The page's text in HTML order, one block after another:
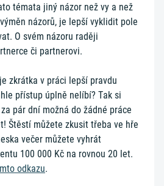
témata jiný názor než vy a než
názorů, je lepší vyklidit pole
O svém názoru raději
či partnerovi.
zkrátka v práci lepší pravdu
přístup úplně nelíbí? Tak si
pár dní možná do žádné práce
Štěstí můžete zkusit třeba ve hře
večer můžete vyhrát
100 000 Kč na rovnou 20 let.
odkazu.